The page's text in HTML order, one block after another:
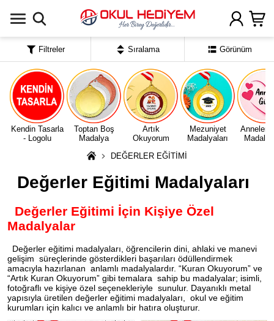
Kendin Tasarla
- Logolu
Toptan Boş
Madalya
Artık
Okuyorum
Mezuniyet
Madalyaları
Anneler
DEĞERLER EĞİTİMİ
Değerler Eğitimi Madalyaları
Değerler Eğitimi İçin Kişiye Özel
Madalyalar
Değerler eğitimi madalyaları, öğrencilerin dini, ahlaki ve manevi
gelişim süreçlerinde gösterdikleri başarıları ödüllendirmek
amacıyla hazırlanan anlamlı madalyalardır. “Kuran Okuyorum” ve
“Artık Kuran Okuyorum” gibi temalara sahip bu madalyalar; isimli,
fotoğraflı ve kişiye özel seçenekleriyle sunulur. Dayanıklı metal
yapısıyla üretilen değerler eğitimi madalyaları, okul ve eğitim
kurumları için kalıcı ve anlamlı bir hatıra oluşturur.
Filtreler Sıralama Görünüm
Uygulamada Aç